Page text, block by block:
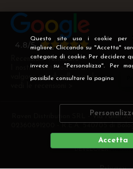
Questo sito usa i cookie per
migliore. Cliccando su "Accetta"
categorie di cookie. Per decidere
invece su "Personalizza". Per
possibile consultare la pagina
Accetta
Recensioni Verificate
I nostri clienti soddisfatti
valgono più di mille parole
Raven Distribution SRL - Via Fanin
i.v
DEVELOPER